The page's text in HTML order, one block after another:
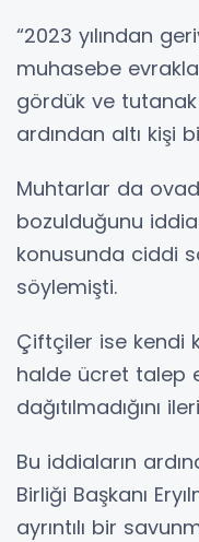
“2023 yılından
muhasebe
gördük ve
ardından altı kişi
Muhtarlar da
bozulduğunu iddia
konusunda ciddi
söylemişti.
Çiftçiler ise kendi
halde ücret talep
dağıtılmadığını
Bu iddiaların
Birliği Başkanı
ayrıntılı bir